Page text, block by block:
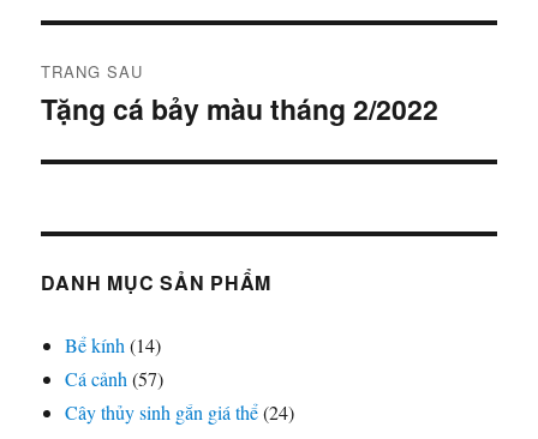
viết
TRANG SAU
Bài
Tặng cá bảy màu tháng 2/2022
DANH MỤC SẢN PHẨM
Bể kính (14)
Cá cảnh (57)
Cây thủy sinh gắn giá thể (24)